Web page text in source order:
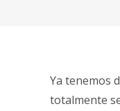
Ya tenemos
totalmente